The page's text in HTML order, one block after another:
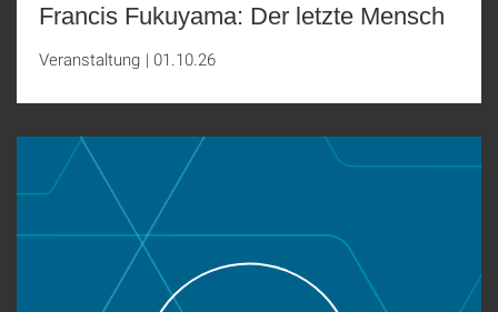
Francis Fukuyama: Der letzte Mensch
Veranstaltung | 01.10.26